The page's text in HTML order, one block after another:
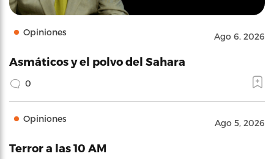
Opiniones Ago 6, 2026
Asmáticos y el polvo del Sahara
0
Opiniones Ago 5, 2026
Terror a las 10 AM